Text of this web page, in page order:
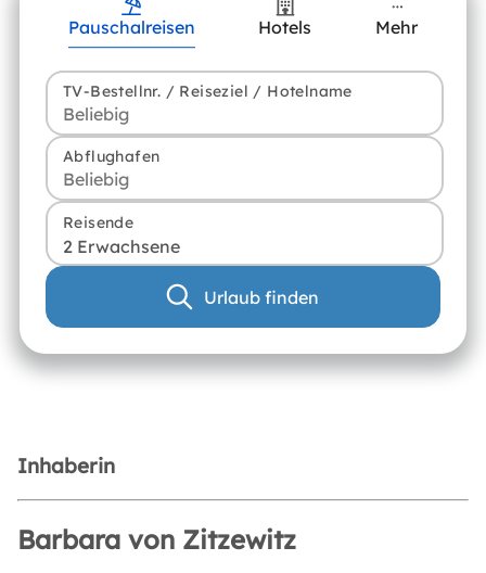
Pauschalreisen Hotels Mehr
TV-Bestellnr. / Reiseziel / Hotelname
Abflughafen
Reisende
2 Erwachsene
Urlaub finden
Inhaberin
Barbara von Zitzewitz